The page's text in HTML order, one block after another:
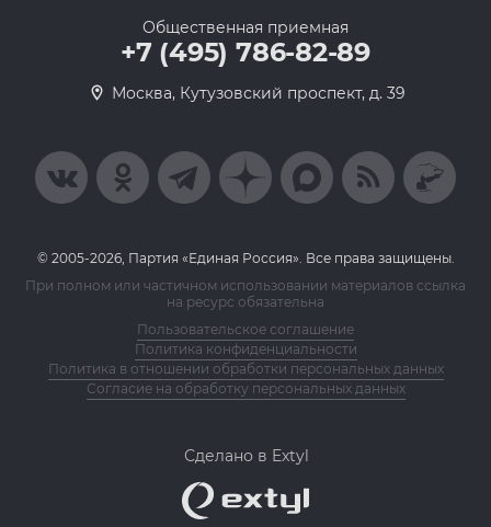
Общественная приемная
+7 (495) 786-82-89
Москва, Кутузовский проспект, д. 39
© 2005-2026, Партия «Единая Россия». Все права защищены.
При полном или частичном использовании материалов ссылка
на ресурс обязательна
Пользовательское соглашение
Политика конфиденциальности
Политика в отношении обработки персональных данных
Согласие на обработку персональных данных
Сделано в Extyl